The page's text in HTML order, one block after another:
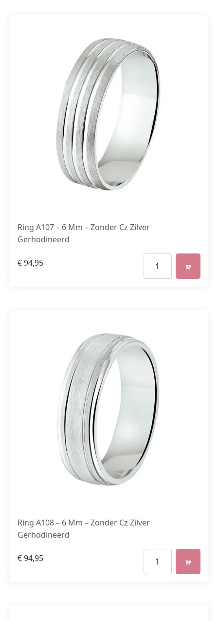
Ring A107 – 6 Mm – Zonder Cz Zilver
Gerhodineerd
€94,95
Ring A108 – 6 Mm – Zonder Cz Zilver
Gerhodineerd
€94,95